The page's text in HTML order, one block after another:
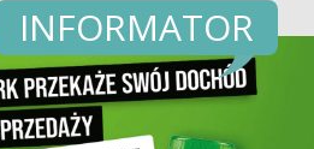
INFORMATOR